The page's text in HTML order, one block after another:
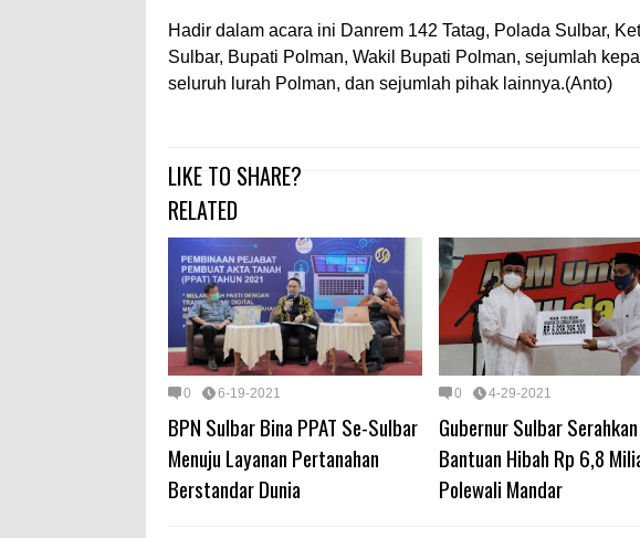
Hadir dalam acara ini Danrem 142 Tatag, Polada Sulbar,
Sulbar, Bupati Polman, Wakil Bupati Polman, sejumlah
seluruh lurah Polman, dan sejumlah pihak lainnya.(Anto)
LIKE TO SHARE?
RELATED
0 6-19-2021
BPN Sulbar Bina PPAT Se-Sulbar
Menuju Layanan Pertanahan
Berstandar Dunia
0 4-29-2021
Gubernur Sulbar Serahkan
Bantuan Hibah Rp 6,8
Polewali Mandar